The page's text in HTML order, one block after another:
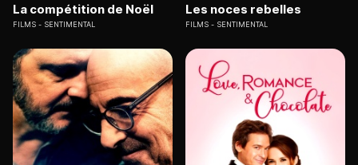
La compétition de Noël
FILMS SENTIMENTAL
Les noces rebelles
FILMS SENTIMENTAL